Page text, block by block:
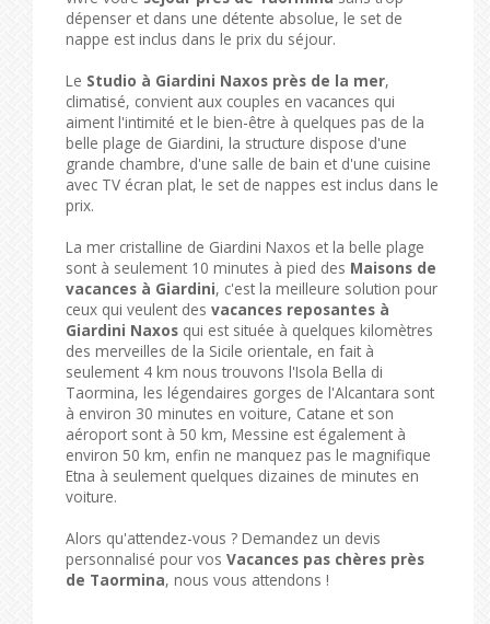
dépenser et dans une détente absolue, le set de
nappe est inclus dans le prix du séjour.
Le Studio à Giardini Naxos près de la mer,
climatisé, convient aux couples en vacances qui
aiment l'intimité et le bien-être à quelques pas de la
belle plage de Giardini, la structure dispose d'une
grande chambre, d'une salle de bain et d'une cuisine
avec TV écran plat, le set de nappes est inclus dans le
prix.
La mer cristalline de Giardini Naxos et la belle plage
sont à seulement 10 minutes à pied des Maisons de
vacances à Giardini, c'est la meilleure solution pour
ceux qui veulent des vacances reposantes à
Giardini Naxos qui est située à quelques kilomètres
des merveilles de la Sicile orientale, en fait à
seulement 4 km nous trouvons l'Isola Bella di
Taormina, les légendaires gorges de l'Alcantara sont
à environ 30 minutes en voiture, Catane et son
aéroport sont à 50 km, Messine est également à
environ 50 km, enfin ne manquez pas le magnifique
Etna à seulement quelques dizaines de minutes en
voiture.
Alors qu'attendez-vous ? Demandez un devis
personnalisé pour vos Vacances pas chères près
de Taormina, nous vous attendons !